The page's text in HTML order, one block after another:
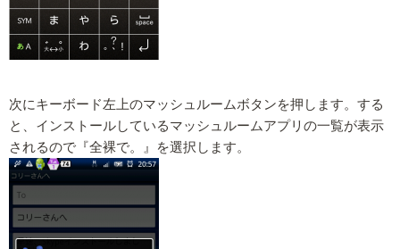
次にキーボード左上のマッシュルームボタンを押します。する
と、インストールしているマッシュルームアプリの一覧が表示
されるので『全裸で。』を選択します。